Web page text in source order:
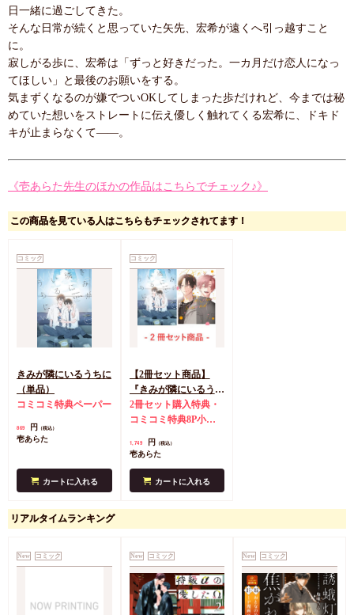
日一緒に過ごしてきた。
そんな日常が続くと思っていた矢先、宏希が遠くへ引っ越すこと
に。
寂しがる歩に、宏希は「ずっと好きだった。一カ月だけ恋人になっ
てほしい」と最後のお願いをする。
気まずくなるのが嫌でついOKしてしまった歩だけれど、今までは秘
めていた想いをストレートに伝え優しく触れてくる宏希に、ドキド
キが止まらなくて――。
《壱あらた先生のほかの作品はこちらでチェック♪》
この商品を見ている人はこちらもチェックされてます！
コミック
きみが隣にいるうちに
（単品）
コミコミ特典ペーパー
869 円 （税込）
壱あらた
カートに入れる
コミック
【2冊セット商品】
『きみが隣にいるうち
に』+『スキだと言い
たいだけなのに
2冊セット購入特典・
コミコミ特典8P小冊
パー コミコミ特典8P
ペーパー(スキだと言
いたいだけなのに
Second)
1,749 円 （税込）
壱あらた
カートに入れる
リアルタイムランキング
New コミック New コミック New コミック